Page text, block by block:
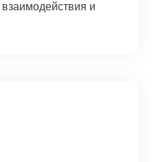
взаимодействия и